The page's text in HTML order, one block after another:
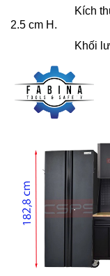
Kích thước/
2.5 cm H.
Khối lượng/